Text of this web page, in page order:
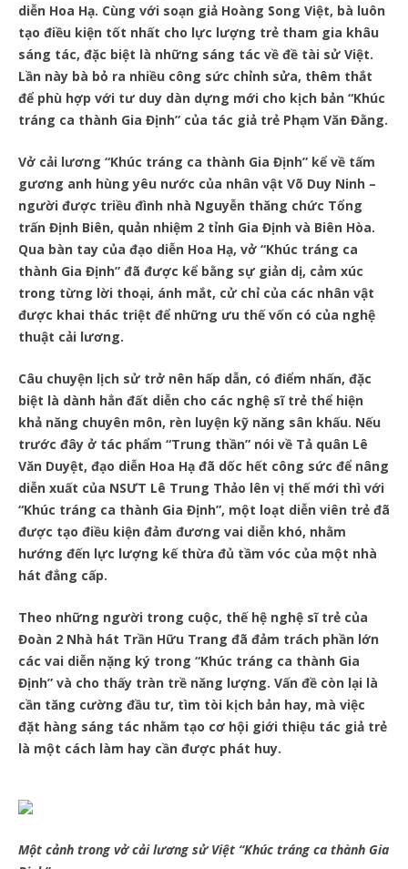
diễn Hoa Hạ. Cùng với soạn giả Hoàng Song Việt, bà luôn
tạo điều kiện tốt nhất cho lực lượng trẻ tham gia khâu
sáng tác, đặc biệt là những sáng tác về đề tài sử Việt.
Lần này bà bỏ ra nhiều công sức chỉnh sửa, thêm thắt
để phù hợp với tư duy dàn dựng mới cho kịch bản “Khúc
tráng ca thành Gia Định” của tác giả trẻ Phạm Văn Đằng.
Vở cải lương “Khúc tráng ca thành Gia Định” kể về tấm
gương anh hùng yêu nước của nhân vật Võ Duy Ninh –
người được triều đình nhà Nguyễn thăng chức Tổng
trấn Định Biên, quản nhiệm 2 tỉnh Gia Định và Biên Hòa.
Qua bàn tay của đạo diễn Hoa Hạ, vở “Khúc tráng ca
thành Gia Định” đã được kể bằng sự giản dị, cảm xúc
trong từng lời thoại, ánh mắt, cử chỉ của các nhân vật
được khai thác triệt để những ưu thế vốn có của nghệ
thuật cải lương.
Câu chuyện lịch sử trở nên hấp dẫn, có điểm nhấn, đặc
biệt là dành hẳn đất diễn cho các nghệ sĩ trẻ thể hiện
khả năng chuyên môn, rèn luyện kỹ năng sân khấu. Nếu
trước đây ở tác phẩm “Trung thần” nói về Tả quân Lê
Văn Duyệt, đạo diễn Hoa Hạ đã dốc hết công sức để nâng
diễn xuất của NSƯT Lê Trung Thảo lên vị thế mới thì với
“Khúc tráng ca thành Gia Định”, một loạt diễn viên trẻ đã
được tạo điều kiện đảm đương vai diễn khó, nhằm
hướng đến lực lượng kế thừa đủ tầm vóc của một nhà
hát đẳng cấp.
Theo những người trong cuộc, thế hệ nghệ sĩ trẻ của
Đoàn 2 Nhà hát Trần Hữu Trang đã đảm trách phần lớn
các vai diễn nặng ký trong “Khúc tráng ca thành Gia
Định” và cho thấy tràn trề năng lượng. Vấn đề còn lại là
cần tăng cường đầu tư, tìm tòi kịch bản hay, mà việc
đặt hàng sáng tác nhằm tạo cơ hội giới thiệu tác giả trẻ
là một cách làm hay cần được phát huy.
Một cảnh trong vở cải lương sử Việt “Khúc tráng ca thành Gia